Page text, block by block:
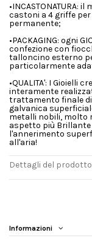
•INCASTONATURA:
castoni a 4 griffe
permanente;
•PACKAGING: ogni
confezione con
talloncino esterno
particolarmente
•QUALITA': I Gioielli
interamente
trattamento finale
galvanica
metalli nobili, molto
aspetto più
l'annerimento
all'aria!
Dettagli del prodotto
Informazioni